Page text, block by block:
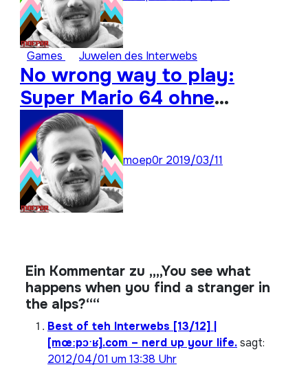
Games Juwelen des Interwebs
No wrong way to play:
Super Mario 64 ohne
Analogstick durchspielen
moep0r 2019/03/11
Ein Kommentar zu „„You see what
happens when you find a stranger in
the alps?““
Best of teh Interwebs [13/12] |
[mœːpɔˑʁ].com – nerd up your life.sagt:
2012/04/01 um 13:38 Uhr